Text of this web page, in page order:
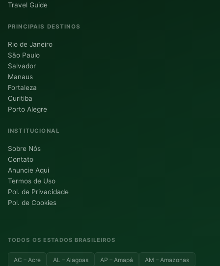
Travel Guide
PRINCIPAIS DESTINOS
Rio de Janeiro
São Paulo
Salvador
Manaus
Fortaleza
Curitiba
Porto Alegre
INSTITUCIONAL
Sobre Nós
Contato
Anuncie Aqui
Termos de Uso
Pol. de Privacidade
Pol. de Cookies
TODOS OS ESTADOS BRASILEIROS
AC – Acre AL – Alagoas AP – Amapá AM – Amazonas